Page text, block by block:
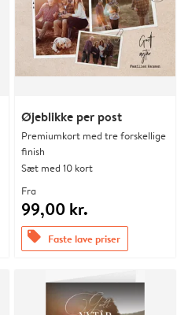
Øjeblikke per post
Premiumkort med tre forskellige
finish
Sæt med 10 kort
Fra
99,00 kr.
offers Faste lave priser